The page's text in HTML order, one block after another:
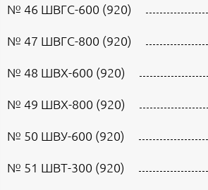
№ 46 ШВГC-600 (920)
№ 47 ШВГС-800 (920)
№ 48 ШВХ-600 (920)
№ 49 ШВХ-800 (920)
№ 50 ШВУ-600 (920)
№ 51 ШВТ-300 (920)